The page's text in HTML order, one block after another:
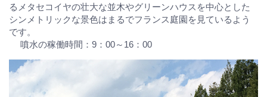
るメタセコイヤの壮大な並木やグリーンハウスを中心とした
シンメトリックな景色はまるでフランス庭園を見ているよう
です。
噴水の稼働時間：9：00～16：00